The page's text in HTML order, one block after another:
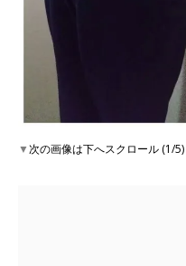
▼次の画像は下へスクロール (1/5)